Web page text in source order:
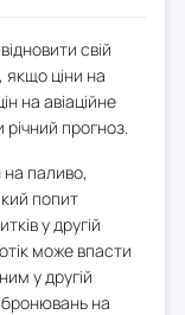
свій
якщо ціни на
на авіаційне
річний прогноз.
паливо,
попит
у другій
може впасти
у другій
бронювань на